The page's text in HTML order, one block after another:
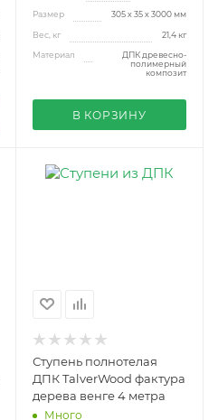
Размер 305 х 35 х 3000 мм
Вес, кг 21,4 кг
Материал
ДПК древесно-
полимерный
композит
В КОРЗИНУ
Ступень полнотелая
ДПК TalverWood фактура
дерева венге 4 метра
Много